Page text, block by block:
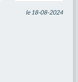
le 18-08-2024